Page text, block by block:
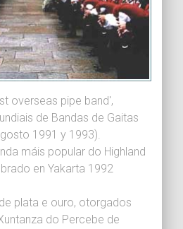
overseas pipe band',
de Bandas de Gaitas
1991 y 1993).
máis popular do Highland
en Yakarta 1992
plata e ouro, otorgados
do Percebe de